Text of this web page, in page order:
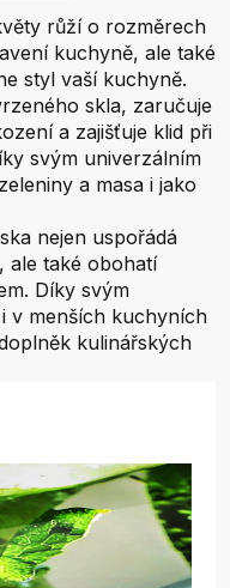
růží o rozměrech
kuchyně, ale také
styl vaší kuchyně.
skla, zaručuje
a zajišťuje klid při
svým univerzálním
a masa i jako
nejen uspořádá
ale také obohatí
Díky svým
v menších kuchyních
kulinářských